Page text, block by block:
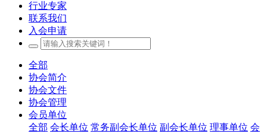
行业专家
联系我们
入会申请
全部
协会简介
协会文件
协会管理
会员单位
全部 会长单位 常务副会长单位 副会长单位 理事单位 会